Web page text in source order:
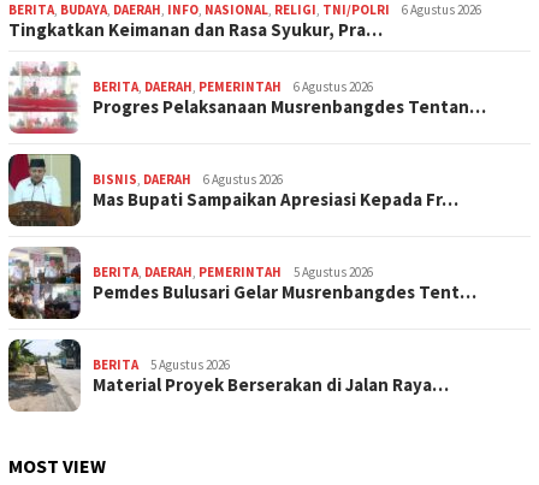
BERITA, BUDAYA, DAERAH, INFO, NASIONAL, RELIGI, TNI/POLRI 6 Agustus 2026
Tingkatkan Keimanan dan Rasa Syukur, Pra…
BERITA, DAERAH, PEMERINTAH 6 Agustus 2026
Progres Pelaksanaan Musrenbangdes Tentan…
BISNIS, DAERAH 6 Agustus 2026
Mas Bupati Sampaikan Apresiasi Kepada Fr…
BERITA, DAERAH, PEMERINTAH 5 Agustus 2026
Pemdes Bulusari Gelar Musrenbangdes Tent…
BERITA 5 Agustus 2026
Material Proyek Berserakan di Jalan Raya…
MOST VIEW